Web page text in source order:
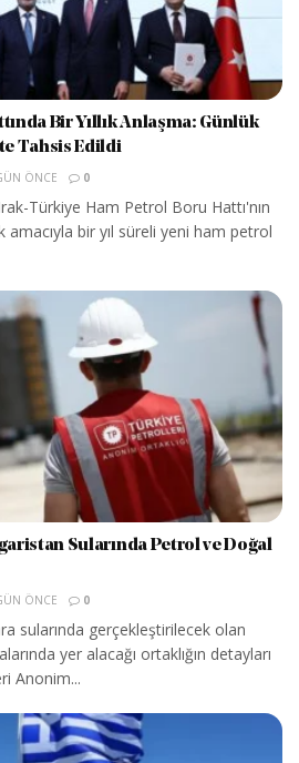
Bir Yıllık Anlaşma: Günlük
Tahsis Edildi
ÖNCE 0
Türkiye Ham Petrol Boru Hattı'nın
amacıyla bir yıl süreli yeni ham petrol
Sularında Petrol ve Doğal
ÖNCE 0
sularında gerçekleştirilecek olan
yer alacağı ortaklığın detayları
Anonim...